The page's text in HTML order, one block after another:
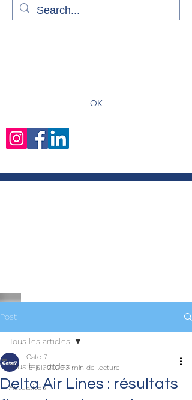
OK
Post
Tous les articles
Actualités
Tous les articles
Delta Air Lines : résultats
Gate 7
15 juil. 20203 min de lecture